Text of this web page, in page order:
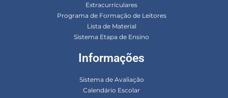
Extracurriculares
Programa de Formação de Leitores
Lista de Material
Sistema Etapa de Ensino
Informações
Sistema de Avaliação
Calendário Escolar